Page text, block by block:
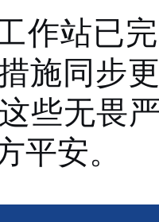
作站已
施同步
些无畏
平安。